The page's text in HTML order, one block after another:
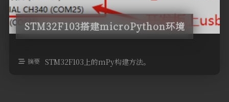
STM32F103搭建microPython环境
摘要 STM32F103上的mPy构建方法。